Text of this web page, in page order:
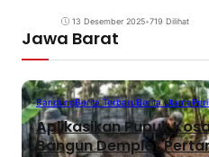
13 Desember 2025•719 Dilihat
Jawa Barat
BandungBerita TerbaruBerita Utama
Aplikasikan Pupuk
Bangun Demplot